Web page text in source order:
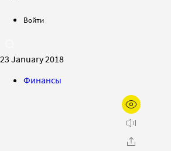
Войти
23 January 2018
Финансы